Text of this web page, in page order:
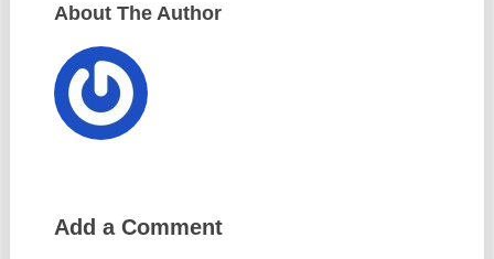
About The Author
Add a Comment